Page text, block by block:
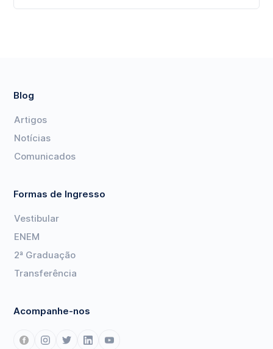
Blog
Artigos
Notícias
Comunicados
Formas de Ingresso
Vestibular
ENEM
2ª Graduação
Transferência
Acompanhe-nos